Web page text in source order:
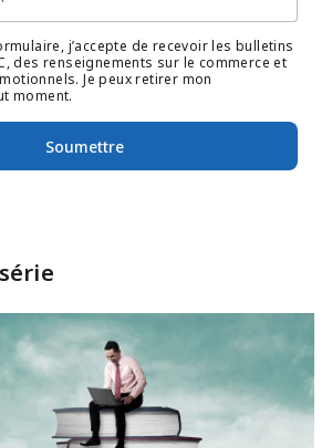
j’accepte de recevoir les bulletins
des renseignements sur le commerce et
Je peux retirer mon
moment.
Soumettre